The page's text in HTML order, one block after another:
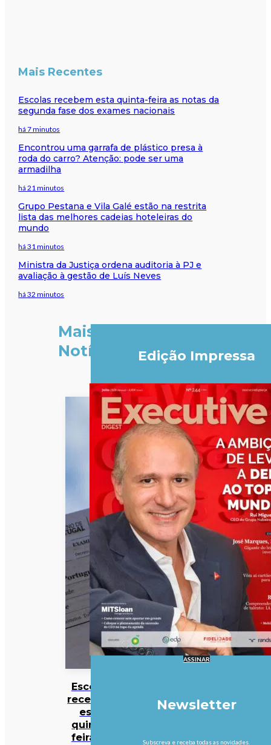
Mais Recentes
Escolas recebem esta quinta-feira as notas da
segunda fase dos exames nacionais
há 7 minutos
Encontrou uma garrafa de plástico presa à
roda do carro? Atenção: pode ser uma
armadilha
há 21 minutos
Grupo Pestana e Vila Galé estão na restrita
lista das melhores cadeias hoteleiras do
mundo
há 31 minutos
Ministra da Justiça ordena auditoria à PJ e
avaliação à gestão de Luís Neves
há 32 minutos
Mais
Notícias
Escolas
recebem
esta
quinta-
feira as
Edição Impressa
ASSINAR
Newsletter
Subscreva e receba todas as novidades.